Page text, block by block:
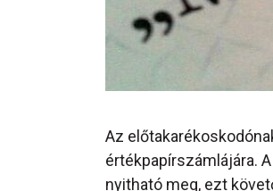
Az
értékpapírszámlájára.
nyitható meg, ezt